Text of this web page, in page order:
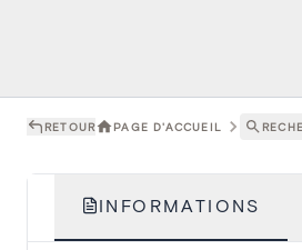
RETOUR PAGE D'ACCUEIL
INFORMATIONS